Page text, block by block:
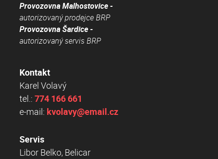
Provozovna Malhostovice -
autorizovaný prodejce BRP
Provozovna Šardice -
autorizovaný servis BRP
Kontakt
Karel Volavý
tel.: 774 166 661
e-mail: kvolavy@email.cz
Servis
Libor Belko, Belicar